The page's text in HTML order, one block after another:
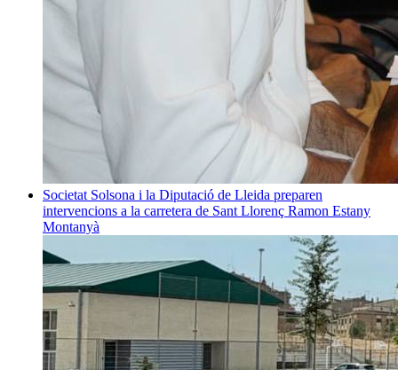
Societat Solsona i la Diputació de Lleida preparen
intervencions a la carretera de Sant Llorenç Ramon Estany
Montanyà